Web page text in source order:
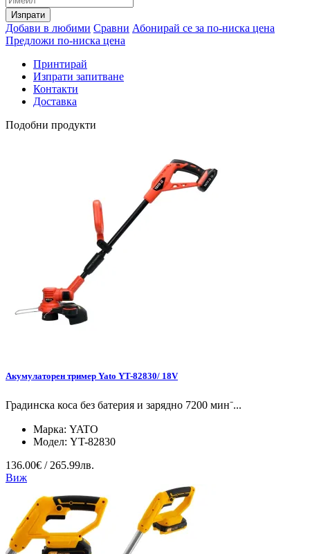
Изпрати
Добави в любими Сравни Абонирай се за по-ниска цена
Предложи по-ниска цена
Принтирай
Изпрати запитване
Контакти
Доставка
Подобни продукти
Акумулаторен тример Yato YT-82830/ 18V
Градинска коса без батерия и зарядно 7200 мин⁻...
Марка: YATO
Модел: YT-82830
136.00€ / 265.99лв.
Виж